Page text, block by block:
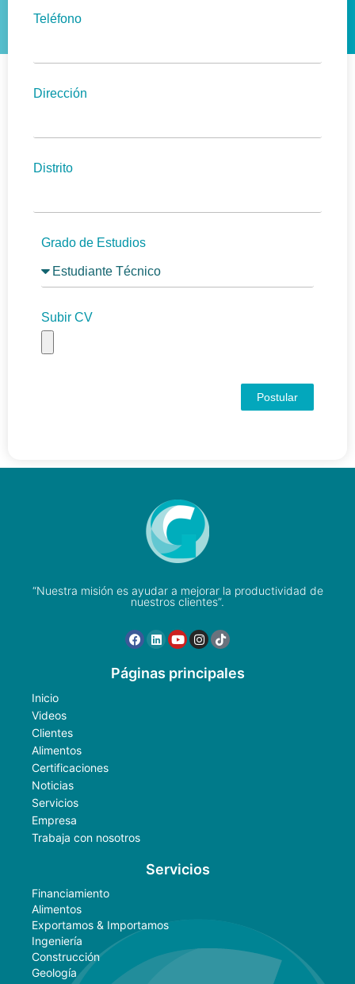
Teléfono
Dirección
Distrito
Grado de Estudios
Subir CV
Postular
“Nuestra misión es ayudar a mejorar la productividad de
nuestros clientes”.
Páginas principales
Inicio
Videos
Clientes
Alimentos
Certificaciones
Noticias
Servicios
Empresa
Trabaja con nosotros
Servicios
Financiamiento
Alimentos
Exportamos & Importamos
Ingeniería
Construcción
Geología